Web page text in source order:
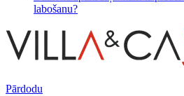
labošanu?
Pārdodu